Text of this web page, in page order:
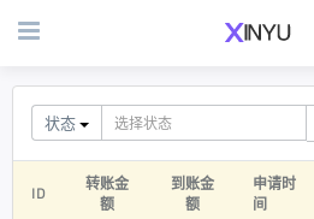
状态
ID
转账金
额
到账金
额
申请时
间